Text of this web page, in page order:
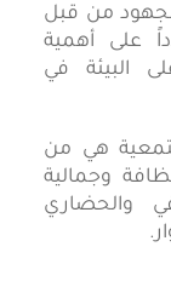
من قبل
على أهمية
البيئة في
هي من
وجمالية
والحضاري